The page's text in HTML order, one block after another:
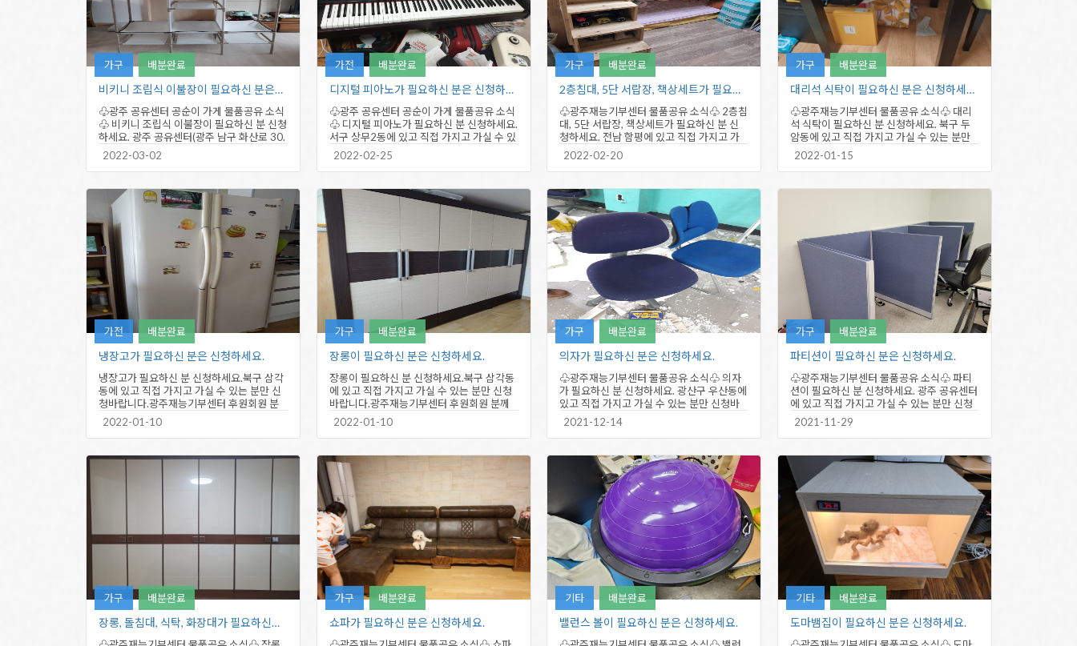
가구 배분완료
비키니 조립식 이불장이 필요하신 분은…
♧광주 공유센터 공순이 가게 물품공유 소식
♧ 비키니 조립식 이불장이 필요하신 분 신청
하세요. 광주 공유센터(광주 남구 화산로 30.
진월국제테니스장…
2022-03-02
가전 배분완료
디지털 피아노가 필요하신 분은 신청하세요…
♧광주 공유센터 공순이 가게 물품공유 소식
♧ 디지털 피아노가 필요하신 분 신청하세요.
서구 상무2동에 있고 직접 가지고 가실 수 있
는 분만 신청바랍니다.…
2022-02-25
가구 배분완료
2층침대, 5단 서랍장, 책상세트가 필요하신…
♧광주재능기부센터 물품공유 소식♧ 2층침
대, 5단 서랍장, 책상세트가 필요하신 분 신
청하세요. 전남 함평에 있고 직접 가지고 가
실 수 있는 분만 신청바랍니다.…
2022-02-20
가구 배분완료
대리석 식탁이 필요하신 분은 신청하세요…
♧광주재능기부센터 물품공유 소식♧ 대리
석 식탁이 필요하신 분 신청하세요. 북구 두
암동에 있고 직접 가지고 가실 수 있는 분만
신청바랍니다. 광주재능기부센터…
2022-01-15
가전 배분완료
냉장고가 필요하신 분은 신청하세요.
냉장고가 필요하신 분 신청하세요.북구 삼각
동에 있고 직접 가지고 가실 수 있는 분만 신
청바랍니다.광주재능기부센터 후원회원 분
께 선배정하고 신청하신…
2022-01-10
가구 배분완료
장롱이 필요하신 분은 신청하세요.
장롱이 필요하신 분 신청하세요.북구 삼각동
에 있고 직접 가지고 가실 수 있는 분만 신청
바랍니다.광주재능기부센터 후원회원 분께
선배정하고 신청하신…
2022-01-10
가구 배분완료
의자가 필요하신 분은 신청하세요.
♧광주재능기부센터 물품공유 소식♧ 의자
가 필요하신 분 신청하세요. 광산구 우산동에
있고 직접 가지고 가실 수 있는 분만 신청바
랍니다. 수량은 20개이며…
2021-12-14
가구 배분완료
파티션이 필요하신 분은 신청하세요.
♧광주재능기부센터 물품공유 소식♧ 파티
션이 필요하신 분 신청하세요. 광주 공유센터
에 있고 직접 가지고 가실 수 있는 분만 신청
바랍니다. (남구 화산로…
2021-11-29
가구 배분완료
장롱, 돌침대, 식탁, 화장대가 필요하신…
가구 배분완료
쇼파가 필요하신 분은 신청하세요.
기타 배분완료
밸런스 볼이 필요하신 분은 신청하세요.
기타 배분완료
도마뱀집이 필요하신 분은 신청하세요.